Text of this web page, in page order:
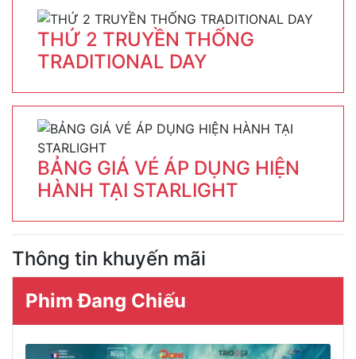
THỨ 2 TRUYỀN THỐNG
TRADITIONAL DAY
BẢNG GIÁ VÉ ÁP DỤNG HIỆN
HÀNH TẠI STARLIGHT
Thông tin khuyến mãi
Phim Đang Chiếu